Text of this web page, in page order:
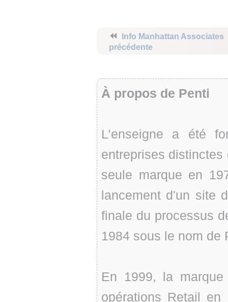
⏪
Info Manhattan Associates
précédente
À propos de Penti
L’enseigne a été
entreprises
seule marque en
lancement d'un site
finale du processus
1984 sous le nom de
En 1999, la
opérations Retail